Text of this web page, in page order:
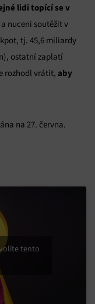
lidi topící se v
nuceni soutěžit v
tj. 45,6 miliardy
ostatní zaplatí
rozhodl vrátit, aby
na 27. června.
tento